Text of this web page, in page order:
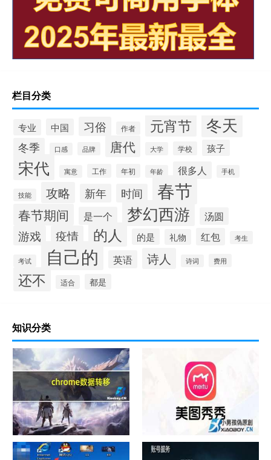
栏目分类
专业 中国 习俗 作者 元宵节 冬天
冬季 口感 品牌 唐代 大学 学校 孩子
宋代 寓意 工作 年初 年龄 很多人 手机
技能 攻略 新年 时间 春节
春节期间 是一个 梦幻西游 汤圆
游戏 疫情 的人 的是 礼物 红包 考生
考试 自己的 英语 诗人 诗词 费用
还不 适合 都是
知识分类
chrome数据转移 怎样给照片换背景